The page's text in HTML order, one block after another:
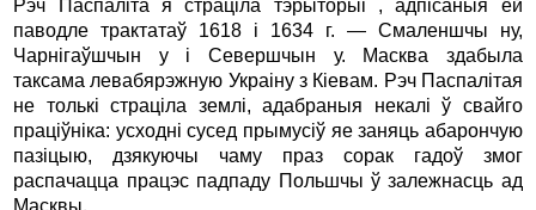
Рэч Паспаліта я страціла тэрыторыі , адпісаныя ёй
паводле трактатаў 1618 і 1634 г. — Смаленшчы ну,
Чарнігаўшчын у і Севершчын у. Масква здабыла
таксама левабярэжную Украіну з Кіевам. Рэч Паспалітая
не толькі страціла землі, адабраныя некалі ў свайго
праціўніка: усходні сусед прымусіў яе заняць абарончую
пазіцыю, дзякуючы чаму праз сорак гадоў змог
распачацца працэс падпаду Польшчы ў залежнасць ад
Масквы.